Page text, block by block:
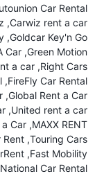
Car Rental
Carwiz rent a car
Goldcar Key'n Go
Green Motion
Car
Right Cars
a car
FireFly Car Rental
Global Rent a Car
United rent a car
MAXX RENT
Car
Touring Cars
Rent
Fast Mobility
National Car Rental